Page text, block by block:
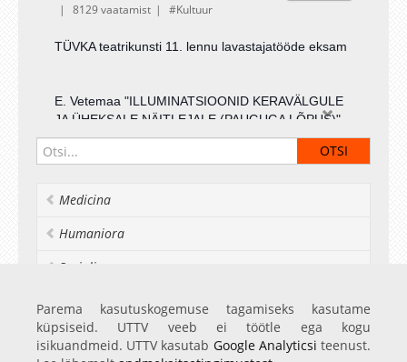
8129 vaatamist
Kultuur
TÜVKA teatrikunsti 11. lennu lavastajatööde eksam
E. Vetemaa "ILLUMINATSIOONID KERAVÄLGULE
JA ÜHEKSALE NÄITLEJALE (PAUGUGA LÕPUS)"
Lavastaja: Karl Sakrits
Kunstnik: Liisu Krass
Uudre
Medicina
Humaniora
Socialia
Realia et naturalia
Ülikoolist veel
Parema kasutuskogemuse tagamiseks kasutame
küpsiseid. UTTV veeb ei töötle ega kogu
isikuandmeid. UTTV kasutab Google Analyticsi teenust.